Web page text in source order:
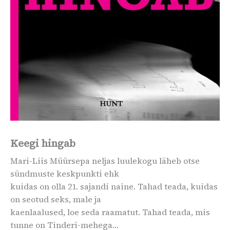
Keegi hingab
Mari-Liis Müürsepa neljas luulekogu läheb otse
sündmuste keskpunkti ehk
kuidas on olla 21. sajandi naine. Tahad teada, kuidas
on seotud seks, male ja
kaenlaalused, loe seda raamatut. Tahad teada, mis
tunne on Tinderi-mehega